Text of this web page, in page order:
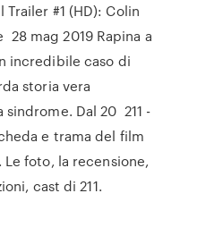
#1 (HD): Colin
28 mag 2019 Rapina a
incredibile caso di
storia vera
Dal 20 211 -
e trama del film
foto, la recensione,
cast di 211.